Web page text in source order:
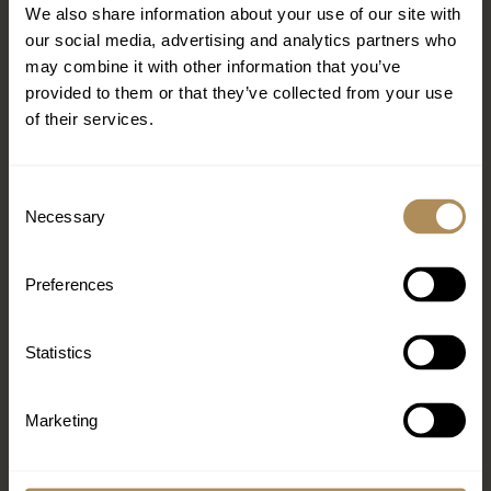
We also share information about your use of our site with
our social media, advertising and analytics partners who
may combine it with other information that you’ve
provided to them or that they’ve collected from your use
of their services.
Selection
Necessary
Preferences
Statistics
Marketing
ROYAL FAMILY SUITE WATER FRONT
Ein auffälliger Neuzugang für unsere Gäste, die einen
abgeschiedenen Rückzugsort bevorzugen, wo sie die
ultimativen Freuden eines 5-Sterne-All-Inclusive-